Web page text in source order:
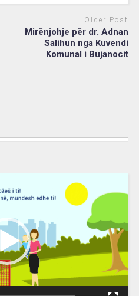
Older Post
Mirënjohje për dr. Adnan
Salihun nga Kuvendi
Komunal i Bujanocit